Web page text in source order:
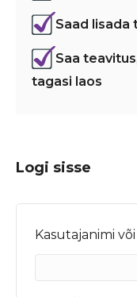
Saad
Saa
tagasi laos
Logi sisse
Kasutajanimi